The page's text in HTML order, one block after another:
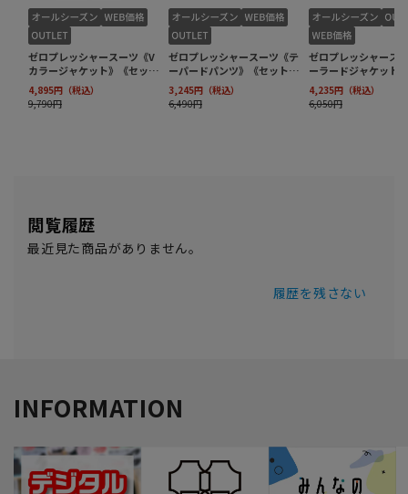
閲覧履歴
最近見た商品がありません。
履歴を残さない
INFORMATION